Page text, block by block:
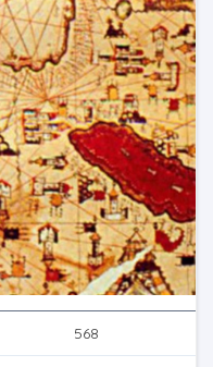
568